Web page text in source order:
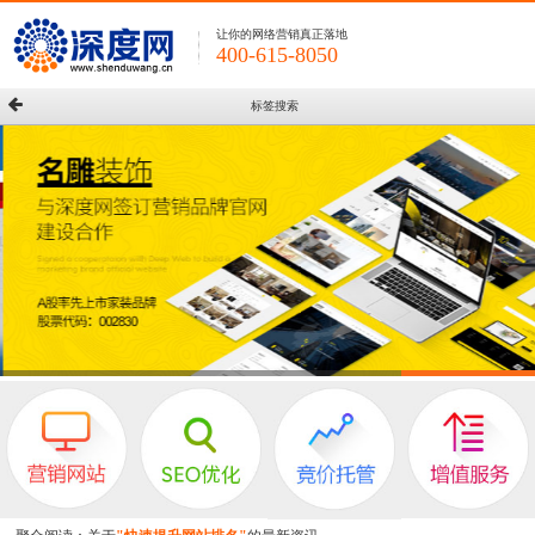
让你的网络营销真正落地
400-615-8050
标签搜索